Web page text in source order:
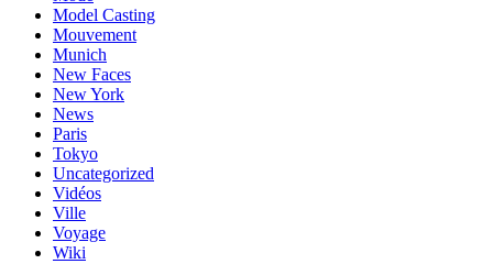
Model Casting
Mouvement
Munich
New Faces
New York
News
Paris
Tokyo
Uncategorized
Vidéos
Ville
Voyage
Wiki